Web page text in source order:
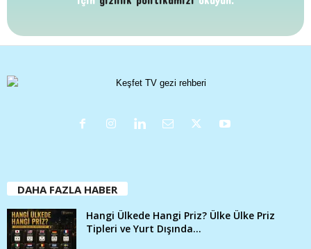
DAHA FAZLA HABER
Hangi Ülkede Hangi Priz? Ülke Ülke Priz
Tipleri ve Yurt Dışında...